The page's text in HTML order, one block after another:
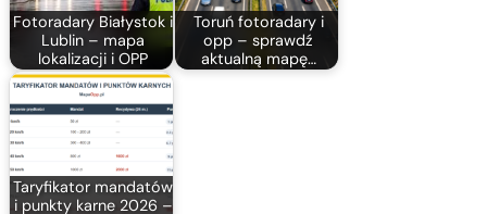
Fotoradary Białystok i
Lublin – mapa
lokalizacji i OPP
Toruń fotoradary i
opp – sprawdź
aktualną mapę…
Taryfikator mandatów
i punkty karne 2026 –